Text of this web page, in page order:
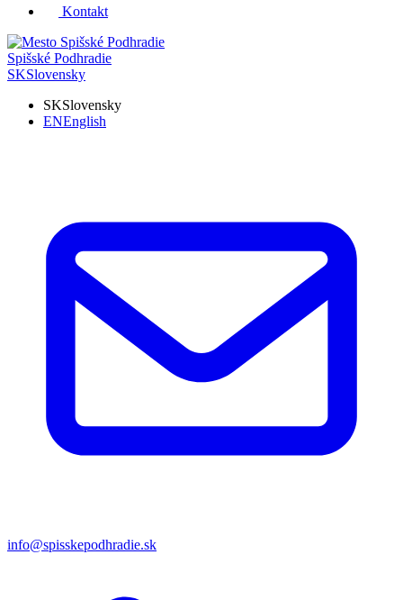
Kontakt
Spišské Podhradie
SKSlovensky
SKSlovensky
ENEnglish
info@spisskepodhradie.sk